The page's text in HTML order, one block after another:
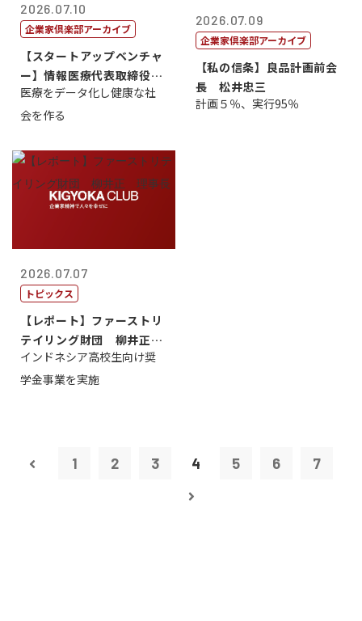
2026.07.10
企業家倶楽部アーカイブ
【スタートアップベンチャ
ー】情報医療代表取締役
原 聖吾
医療をデータ化し健康な社
会を作る
2026.07.09
企業家倶楽部アーカイブ
【私の信条】良品計画前会
長 松井忠三
計画５％、実行95％
2026.07.07
トピックス
【レポート】ファーストリ
テイリング財団 柳井正
理事長
インドネシア高校生向け奨
学金事業を実施
1 2 3 4 5 6 7